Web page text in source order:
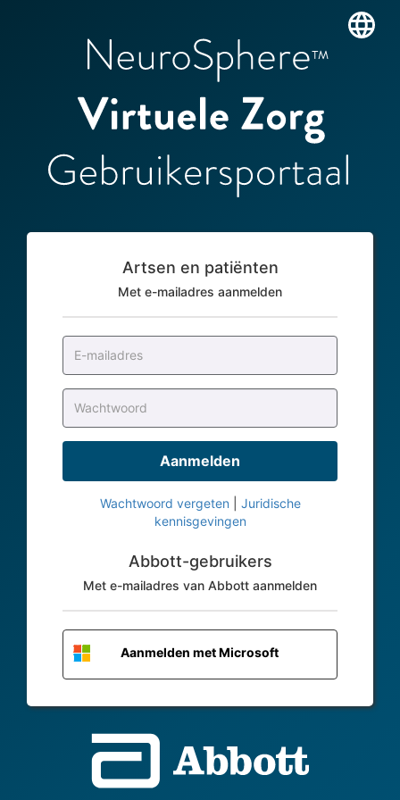
Artsen en patiënten
Met e-mailadres aanmelden
Mijn aanmeldgegevens onthouden
Aanmelden
Wachtwoord vergeten
Juridische
kennisgevingen
Abbott-gebruikers
Met e-mailadres van Abbott aanmelden
Aanmelden met Microsoft